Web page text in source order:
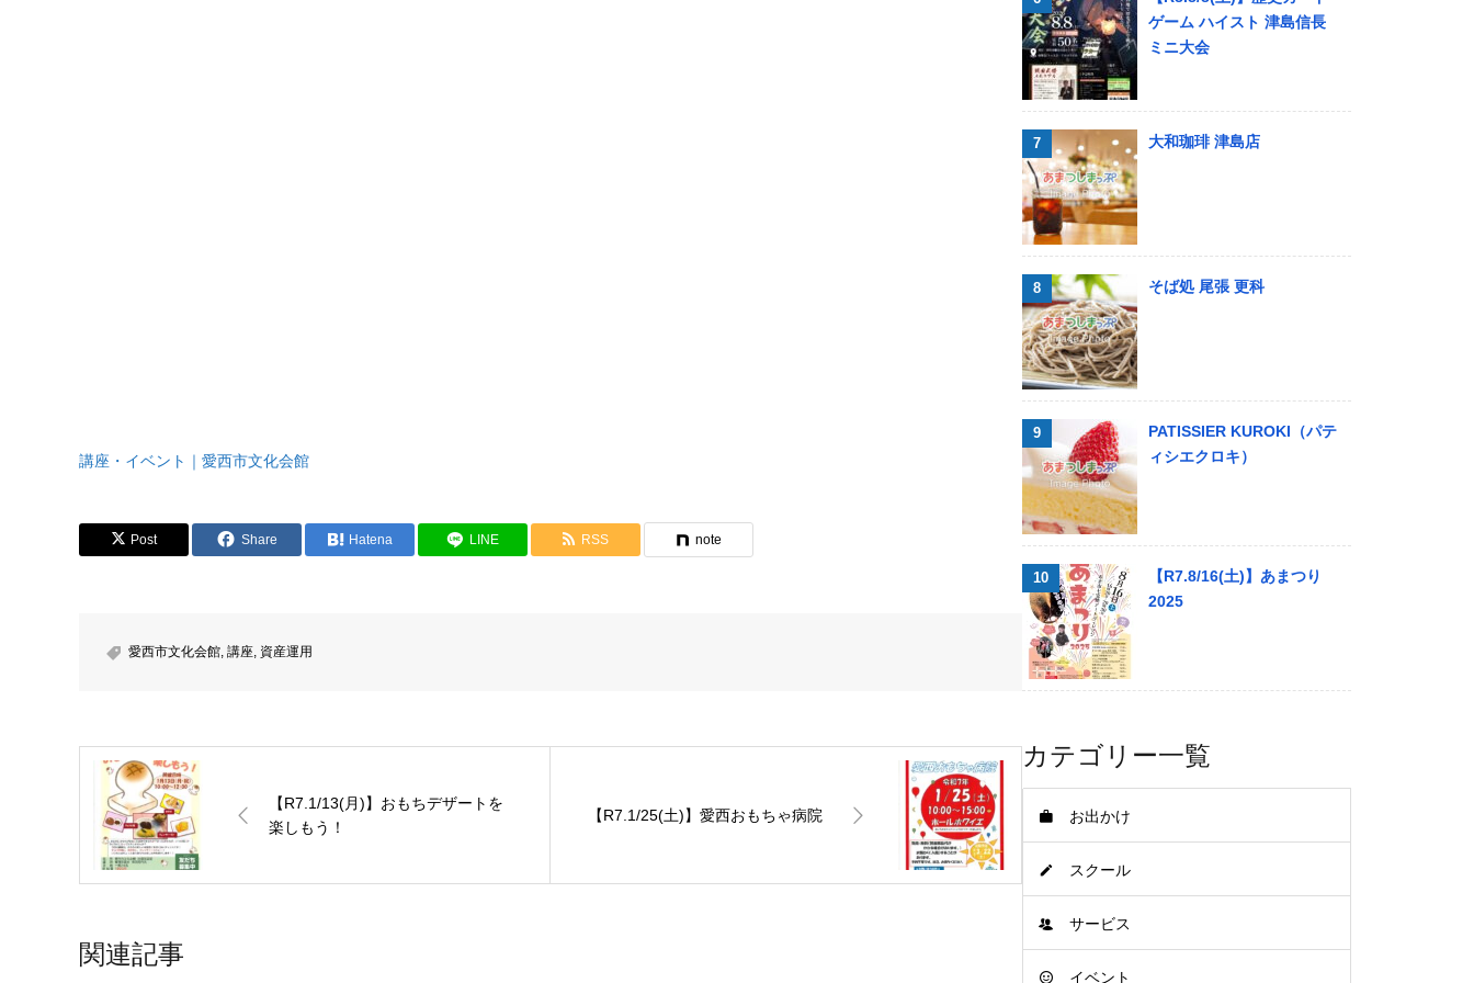
講座・イベント｜愛西市文化会館
Post Share Hatena LINE RSS note
愛西市文化会館, 講座, 資産運用
【R7.1/13(月)】おもちデザートを
楽しもう！
【R7.1/25(土)】愛西おもちゃ病院
関連記事
ゲーム ハイスト 津島信長
ミニ大会
大和珈琲 津島店
そば処 尾張 更科
PATISSIER KUROKI（パテ
ィシエクロキ）
【R7.8/16(土)】あまつり
2025
カテゴリー一覧
お出かけ
スクール
サービス
イベント